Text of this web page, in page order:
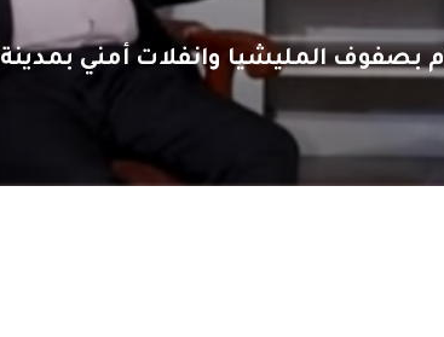
بصفوف المليشيا وانفلات أمني بمدينة